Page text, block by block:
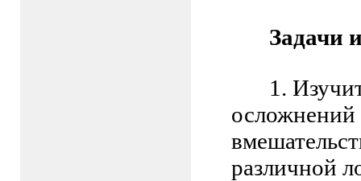
Задачи
1.
различной